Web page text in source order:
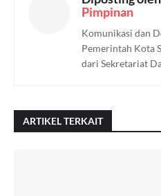
Pimpinan
Komunikasi dan
Pemerintah Kota
dari Sekretariat
ARTIKEL TERKAIT